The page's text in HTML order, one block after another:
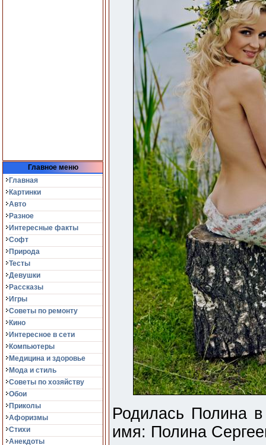
Главное меню
Главная
Картинки
Авто
Разное
Интересные факты
Софт
Природа
Тесты
Девушки
Рассказы
Игры
Советы по ремонту
Кино
Интересное в сети
Компьютеры
Медицина и здоровье
Мода и стиль
Советы по хозяйству
Обои
Приколы
Афоризмы
Стихи
Анекдоты
Родилась Полина
имя: Полина